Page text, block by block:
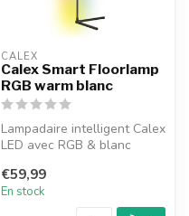
CALEX
Calex Smart Floorlamp
RGB warm blanc
Lampadaire intelligent Calex
LED avec RGB & blanc
tél...
€59,99
En stock